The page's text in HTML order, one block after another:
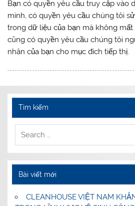
Bạn có quyền yêu cầu truy cập vào
mình, có quyền yêu cầu chúng tôi
trong dữ liệu của bạn mà không
cũng có quyền yêu cầu chúng tôi
nhân của bạn cho mục đích tiếp thị.
Tìm kiếm
Bài viết mới
CLEANHOUSE VIỆT NAM